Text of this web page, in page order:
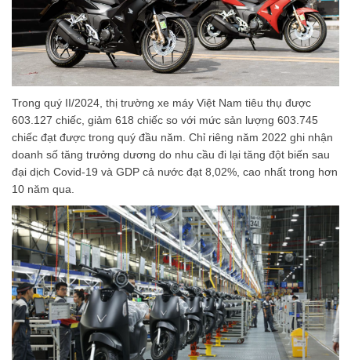
Trong quý II/2024, thị trường xe máy Việt Nam tiêu thụ được
603.127 chiếc, giảm 618 chiếc so với mức sản lượng 603.745
chiếc đạt được trong quý đầu năm. Chỉ riêng năm 2022 ghi nhận
doanh số tăng trưởng dương do nhu cầu đi lại tăng đột biến sau
đại dịch Covid-19 và GDP cả nước đạt 8,02%, cao nhất trong hơn
10 năm qua.